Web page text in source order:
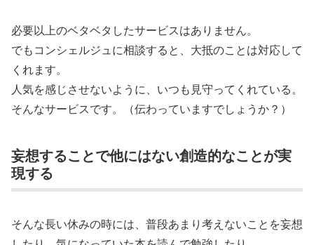
必要以上のベタベタしたサービスはありません。
でもコンシェルジュに相談すると、大抵のことは対応して
くれます。
人気を感じさせないように、いつも見守ってくれている。
そんなサービスです。（伝わっていますでしょうか？）
妄想することで他にはない創造的なことが実
現する
そんな長い休みの時には、普段あまり考えないことを妄想